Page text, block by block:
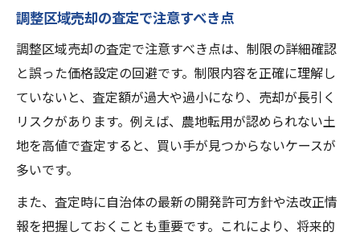
調整区域売却の査定で注意すべき点
調整区域売却の査定で注意すべき点は、制限の詳細確認
と誤った価格設定の回避です。制限内容を正確に理解し
ていないと、査定額が過大や過小になり、売却が長引く
リスクがあります。例えば、農地転用が認められない土
地を高値で査定すると、買い手が見つからないケースが
多いです。
また、査定時に自治体の最新の開発許可方針や法改正情
報を把握しておくことも重要です。これにより、将来的